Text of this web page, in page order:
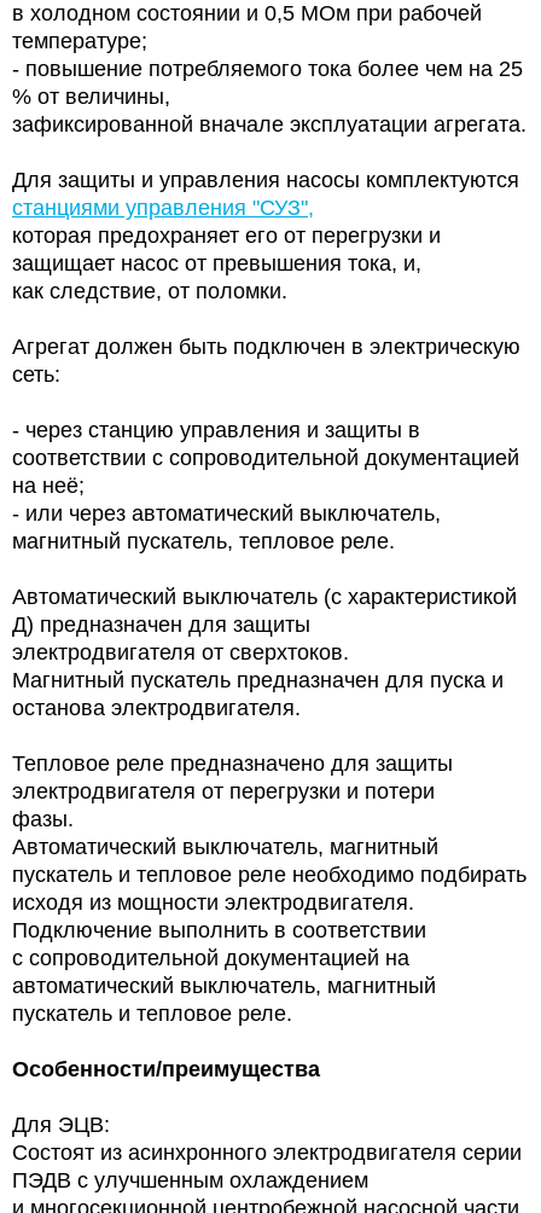
в холодном состоянии и 0,5 МОм при рабочей
температуре;
- повышение потребляемого тока более чем на 25
% от величины,
зафиксированной вначале эксплуатации агрегата.
Для защиты и управления насосы комплектуются
станциями управления "СУЗ",
которая предохраняет его от перегрузки и
защищает насос от превышения тока, и,
как следствие, от поломки.
Агрегат должен быть подключен в электрическую
сеть:
- через станцию управления и защиты в
соответствии с сопроводительной документацией
на неё;
- или через автоматический выключатель,
магнитный пускатель, тепловое реле.
Автоматический выключатель (с характеристикой
Д) предназначен для защиты
электродвигателя от сверхтоков.
Магнитный пускатель предназначен для пуска и
останова электродвигателя.
Тепловое реле предназначено для защиты
электродвигателя от перегрузки и потери
фазы.
Автоматический выключатель, магнитный
пускатель и тепловое реле необходимо подбирать
исходя из мощности электродвигателя.
Подключение выполнить в соответствии
с сопроводительной документацией на
автоматический выключатель, магнитный
пускатель и тепловое реле.
Особенности/преимущества
Для ЭЦВ:
Состоят из асинхронного электродвигателя серии
ПЭДВ с улучшенным охлаждением